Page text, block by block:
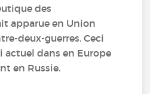
des
apparue en Union
deux-guerres. Ceci
dans en Europe
en Russie.